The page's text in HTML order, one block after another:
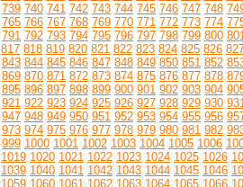
739 740 741 742 743 744 745 746 747 748
765 766 767 768 769 770 771 772 773 774
791 792 793 794 795 796 797 798 799 800
817 818 819 820 821 822 823 824 825 826
843 844 845 846 847 848 849 850 851 852
869 870 871 872 873 874 875 876 877 878
895 896 897 898 899 900 901 902 903 904
921 922 923 924 925 926 927 928 929 930
947 948 949 950 951 952 953 954 955 956
973 974 975 976 977 978 979 980 981 982
999 1000 1001 1002 1003 1004 1005 1006
1019 1020 1021 1022 1023 1024 1025 1026
1039 1040 1041 1042 1043 1044 1045 1046
1059 1060 1061 1062 1063 1064 1065 1066